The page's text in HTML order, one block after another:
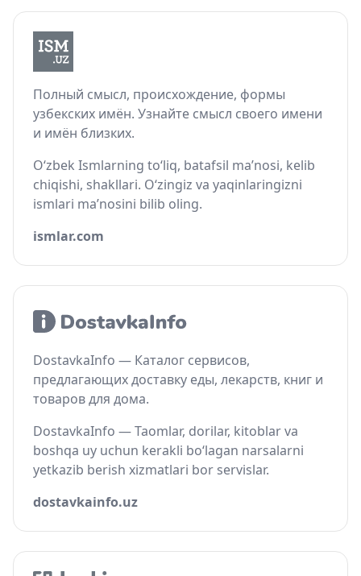
Полный смысл, происхождение, формы
узбекских имён. Узнайте смысл своего имени
и имён близких.
O‘zbek Ismlarning to‘liq, batafsil ma’nosi, kelib
chiqishi, shakllari. O‘zingiz va yaqinlaringizni
ismlari ma’nosini bilib oling.
ismlar.com
DostavkaInfo — Каталог сервисов,
предлагающих доставку еды, лекарств, книг и
товаров для дома.
DostavkaInfo — Taomlar, dorilar, kitoblar va
boshqa uy uchun kerakli bo‘lagan narsalarni
yetkazib berish xizmatlari bor servislar.
dostavkainfo.uz